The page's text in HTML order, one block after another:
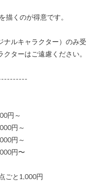
描くのが得意です。
ルキャラクター）のみ受
ターはご遠慮ください。
円～
円～
円～
円〜
と1,000円